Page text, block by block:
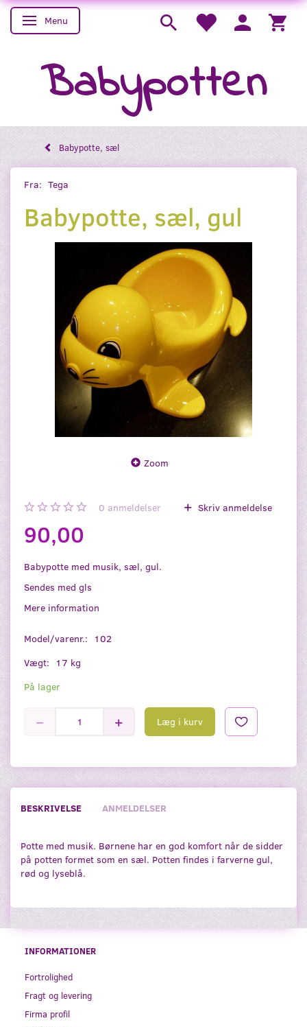
Skifte navigation
Menu
Babypotten
Babypotte, sæl
Fra: Tega
Babypotte, sæl, gul
Zoom
0 anmeldelser Skriv anmeldelse
90,00
Babypotte med musik, sæl, gul.
Sendes med gls
Mere information
Model/varenr.:
102
Vægt:
17 kg
På lager
Læg i kurv
BESKRIVELSE ANMELDELSER
Potte med musik. Børnene har en god komfort når de sidder
på potten formet som en sæl. Potten findes i farverne gul,
rød og lyseblå.
INFORMATIONER
Fortrolighed
Fragt og levering
Firma profil